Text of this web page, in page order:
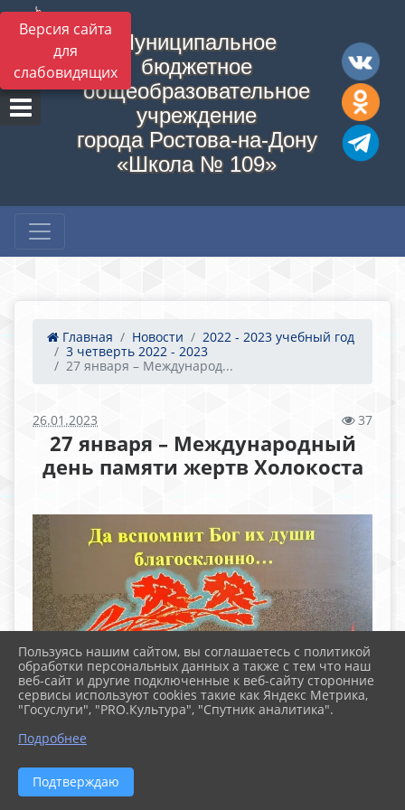
Версия сайта
для
слабовидящих
Муниципальное
бюджетное
общеобразовательное
учреждение
города Ростова-на-Дону
«Школа № 109»
Главная Новости
2022 - 2023 учебный год
3 четверть 2022 - 2023
27 января – Международ...
26.01.2023 37
27 января – Международный
день памяти жертв Холокоста
Пользуясь нашим сайтом, вы соглашаетесь с политикой
обработки персональных данных а также с тем что наш
веб-сайт и другие подключенные к веб-сайту сторонние
сервисы используют cookies такие как Яндекс Метрика,
"Госуслуги", "PRO.Культура", "Спутник аналитика".
Подробнее
Подтверждаю